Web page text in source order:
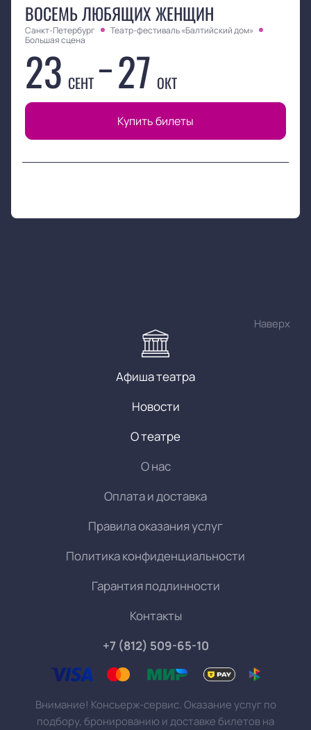
ВОСЕМЬ ЛЮБЯЩИХ ЖЕНЩИН
Санкт-Петербург
Театр-фестиваль «Балтийский дом»
Большая сцена
23 СЕНТ 27 ОКТ
Купить билеты
Наверх
Афиша театра
Новости
О театре
О нас
Оплата и доставка
Правила оказания услуг
Политика конфиденциальности
Гарантия подлинности
Контакты
+7 (812) 509-65-10
Внимание! Консьерж-сервис. Оказание услуг по
подбору, бронированию и доставке билетов на